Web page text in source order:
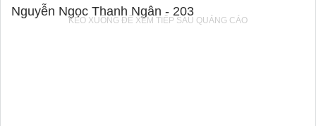
Nguyễn Ngọc Thanh Ngân - 203